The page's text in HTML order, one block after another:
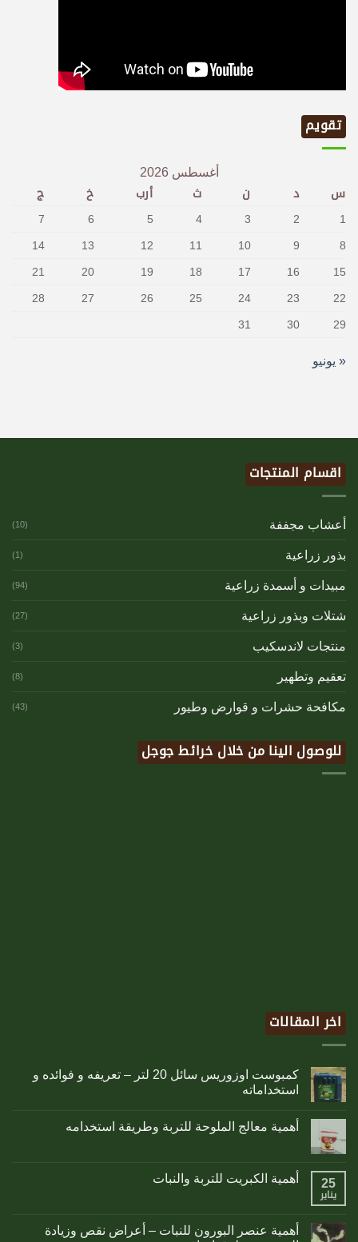
تقويم
أغسطس 2026
س د ن ث أرب خ
ج
1
2
3
4
5
6
7
8
9
10
11
12
13
14
15
16
17
18
19
20
21
22
23
24
25
26
27
28
29
30
31
« يونيو
اقسام المنتجات
أعشاب مجففة (10)
بذور زراعية (1)
مبيدات و أسمدة زراعية (94)
شتلات وبذور زراعية (27)
منتجات لاندسكيب (3)
تعقيم وتطهير (8)
مكافحة حشرات و قوارض وطيور (43)
للوصول الينا من خلال خرائط جوجل
اخر المقالات
كمبوست اوزوريس سائل 20 لتر – تعريفه و فوائده و
استخداماته
أهمية معالج الملوحة للتربة وطريقة استخدامه
25
يناير
أهمية الكبريت للتربة والنبات
أهمية عنصر البورون للنبات – أعراض نقص وزيادة